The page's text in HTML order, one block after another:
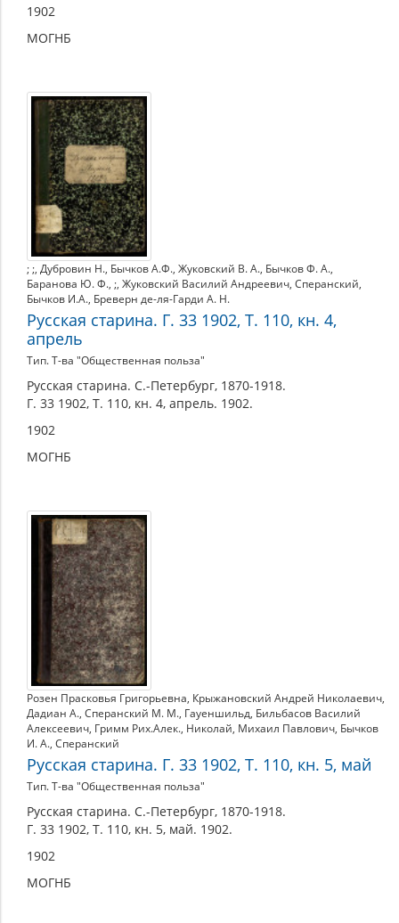
1902
МОГНБ
; ;, Дубровин Н., Бычков А.Ф., Жуковский В. А., Бычков Ф. А.,
Баранова Ю. Ф., ;, Жуковский Василий Андреевич, Сперанский,
Бычков И.А., Бреверн де-ля-Гарди А. Н.
Русская старина. Г. 33 1902, Т. 110, кн. 4,
апрель
Тип. Т-ва "Общественная польза"
Русская старина. С.-Петербург, 1870-1918.
Г. 33 1902, Т. 110, кн. 4, апрель. 1902.
1902
МОГНБ
Розен Прасковья Григорьевна, Крыжановский Андрей Николаевич,
Дадиан А., Сперанский М. М., Гауеншильд, Бильбасов Василий
Алексеевич, Гримм Рих.Алек., Николай, Михаил Павлович, Бычков
И. А., Сперанский
Русская старина. Г. 33 1902, Т. 110, кн. 5, май
Тип. Т-ва "Общественная польза"
Русская старина. С.-Петербург, 1870-1918.
Г. 33 1902, Т. 110, кн. 5, май. 1902.
1902
МОГНБ